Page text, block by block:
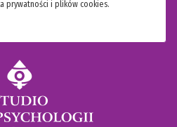
prywatności i plików cookies.